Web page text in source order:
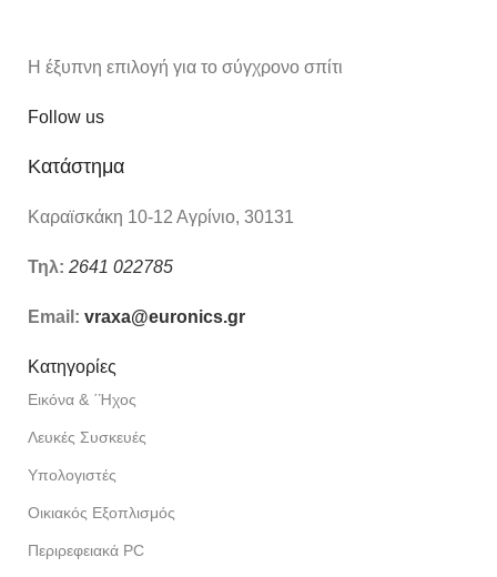
Η έξυπνη επιλογή για το σύγχρονο σπίτι
Follow us
Κατάστημα
Καραϊσκάκη 10-12 Αγρίνιο, 30131
Τηλ: 2641 022785
Email: vraxa@euronics.gr
Κατηγορίες
Εικόνα & ΄Ήχος
Λευκές Συσκευές
Υπολογιστές
Οικιακός Εξοπλισμός
Περιρεφειακά PC